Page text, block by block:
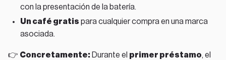
con la presentación de la batería.
Un café gratis para cualquier compra en una marca
asociada.
👉 Concretamente: Durante el primer préstamo, el